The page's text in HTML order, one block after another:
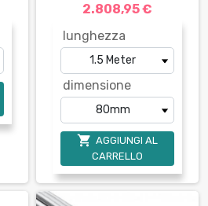
2.808,95 €
lunghezza
dimensione
 AGGIUNGI AL
CARRELLO